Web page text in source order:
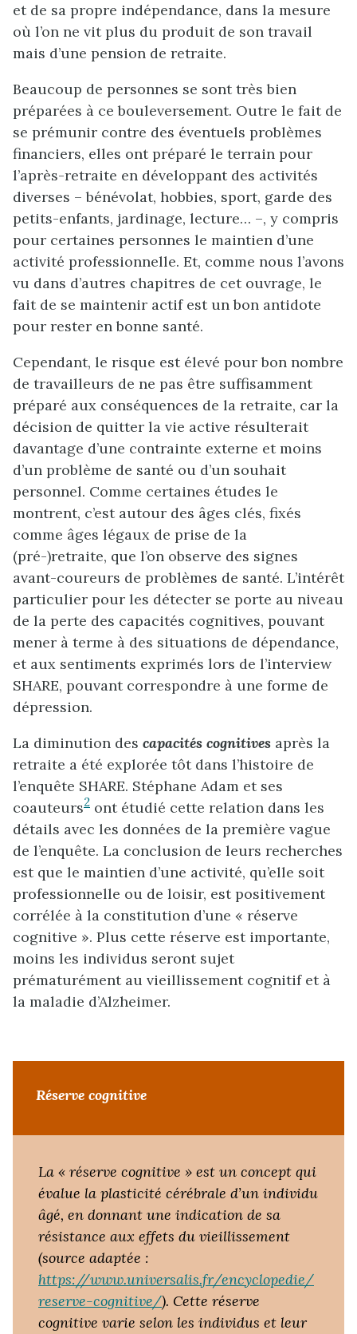
et de sa propre indépendance, dans la mesure
où l’on ne vit plus du produit de son travail
mais d’une pension de retraite.
Beaucoup de personnes se sont très bien
préparées à ce bouleversement. Outre le fait de
se prémunir contre des éventuels problèmes
financiers, elles ont préparé le terrain pour
l’après-retraite en développant des activités
diverses – bénévolat, hobbies, sport, garde des
petits-enfants, jardinage, lecture… –, y compris
pour certaines personnes le maintien d’une
activité professionnelle. Et, comme nous l’avons
vu dans d’autres chapitres de cet ouvrage, le
fait de se maintenir actif est un bon antidote
pour rester en bonne santé.
Cependant, le risque est élevé pour bon nombre
de travailleurs de ne pas être suffisamment
préparé aux conséquences de la retraite, car la
décision de quitter la vie active résulterait
davantage d’une contrainte externe et moins
d’un problème de santé ou d’un souhait
personnel. Comme certaines études le
montrent, c’est autour des âges clés, fixés
comme âges légaux de prise de la
(pré-)retraite, que l’on observe des signes
avant-coureurs de problèmes de santé. L’intérêt
particulier pour les détecter se porte au niveau
de la perte des capacités cognitives, pouvant
mener à terme à des situations de dépendance,
et aux sentiments exprimés lors de l’interview
SHARE, pouvant correspondre à une forme de
dépression.
La diminution des capacités cognitives après la
retraite a été explorée tôt dans l’histoire de
l’enquête SHARE. Stéphane Adam et ses
coauteurs2 ont étudié cette relation dans les
détails avec les données de la première vague
de l’enquête. La conclusion de leurs recherches
est que le maintien d’une activité, qu’elle soit
professionnelle ou de loisir, est positivement
corrélée à la constitution d’une « réserve
cognitive ». Plus cette réserve est importante,
moins les individus seront sujet
prématurément au vieillissement cognitif et à
la maladie d’Alzheimer.
Réserve cognitive
La « réserve cognitive » est un concept qui
évalue la plasticité cérébrale d’un individu
âgé, en donnant une indication de sa
résistance aux effets du vieillissement
(source adaptée :
https://www.universalis.fr/encyclopedie/
reserve-cognitive/). Cette réserve
cognitive varie selon les individus et leur